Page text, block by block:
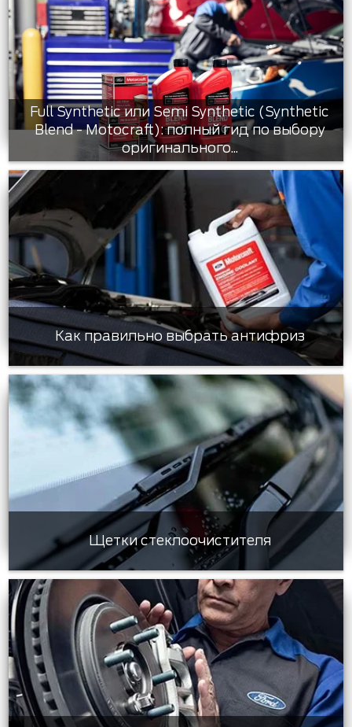
Full Synthetic или Semi Synthetic (Synthetic
Blend - Motocraft): полный гид по выбору
оригинального...
Как правильно выбрать антифриз
Щетки стеклоочистителя